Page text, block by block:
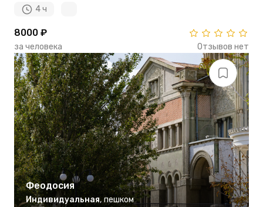
4 ч
8000 ₽
за человека Отзывов нет
Феодосия
Индивидуальная, пешком